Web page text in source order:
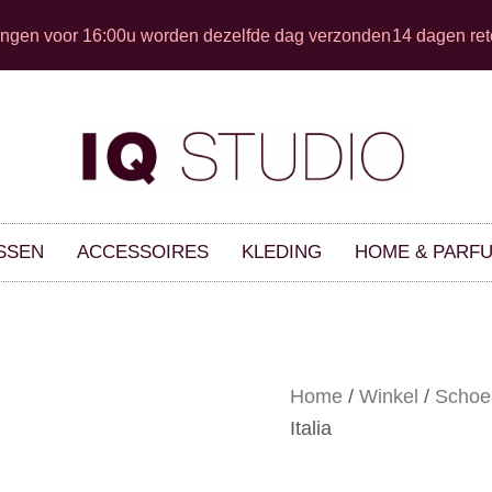
voor 16:00u worden dezelfde dag verzonden14 dagen
ACCESSOIRES KLEDING HOME &
Home / Winkel /
Italia